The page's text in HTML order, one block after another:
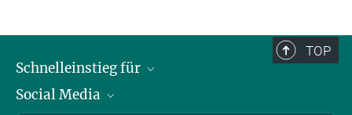
Caroline Deimel
TOP
Schnelleinstieg für
Journalist*innen
Social Media